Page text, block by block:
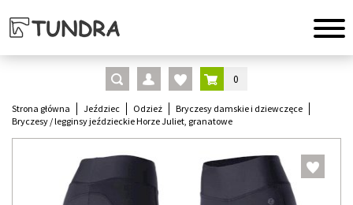
0
Strona główna Jeździec Odzież
Bryczesy damskie i dziewczęce
Bryczesy / legginsy jeździeckie Horze Juliet, granatowe